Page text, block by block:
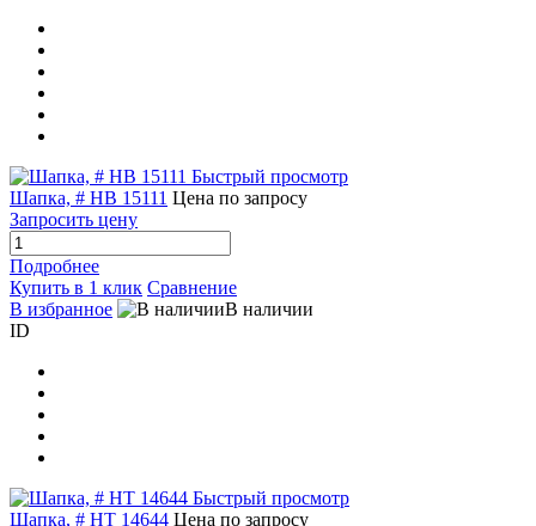
Быстрый просмотр
Шапка, # HB 15111 Цена по запросу
Запросить цену
Подробнее
Купить в 1 клик Сравнение
В избранное
В наличии
ID
Быстрый просмотр
Шапка, # HT 14644 Цена по запросу